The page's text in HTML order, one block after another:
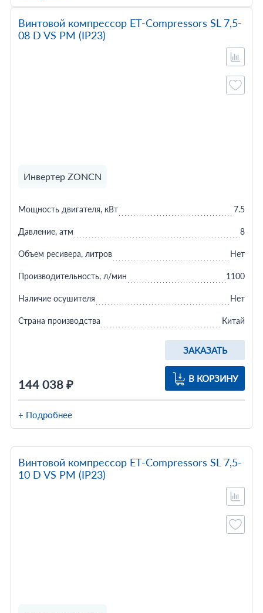
Винтовой компрессор ET-Compressors SL 7,5-
08 D VS PM (IP23)
Инвертер ZONCN
144 038 ₽
ЗАКАЗАТЬ
В КОРЗИНУ
Мощность двигателя, кВт 7.5
Давление, атм 8
Объем ресивера, литров Нет
Производительность, л/мин 1100
Наличие осушителя Нет
Страна производства Китай
+ Подробнее
Винтовой компрессор ET-Compressors SL 7,5-
10 D VS PM (IP23)